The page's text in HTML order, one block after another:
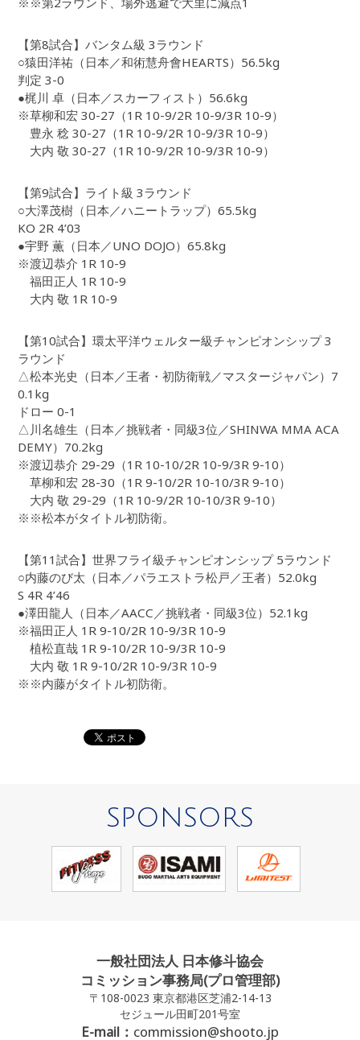
【第8試合】バンタム級 3ラウンド
○猿田洋祐（日本／和術慧舟會HEARTS）56.5kg
判定 3-0
●梶川 卓（日本／スカーフィスト）56.6kg
※草柳和宏 30-27（1R 10-9/2R 10-9/3R 10-9）
豊永 稔 30-27（1R 10-9/2R 10-9/3R 10-9）
大内 敬 30-27（1R 10-9/2R 10-9/3R 10-9）
【第9試合】ライト級 3ラウンド
○大澤茂樹（日本／ハニートラップ）65.5kg
KO 2R 4’03
●宇野 薫（日本／UNO DOJO）65.8kg
※渡辺恭介 1R 10-9
福田正人 1R 10-9
大内 敬 1R 10-9
【第10試合】環太平洋ウェルター級チャンピオンシップ 3
ラウンド
△松本光史（日本／王者・初防衛戦／マスタージャパン）7
0.1kg
ドロー 0-1
△川名雄生（日本／挑戦者・同級3位／SHINWA MMA ACA
DEMY）70.2kg
※渡辺恭介 29-29（1R 10-10/2R 10-9/3R 9-10）
草柳和宏 28-30（1R 9-10/2R 10-10/3R 9-10）
大内 敬 29-29（1R 10-9/2R 10-10/3R 9-10）
※※松本がタイトル初防衛。
【第11試合】世界フライ級チャンピオンシップ 5ラウンド
○内藤のび太（日本／パラエストラ松戸／王者）52.0kg
S 4R 4’46
●澤田龍人（日本／AACC／挑戦者・同級3位）52.1kg
※福田正人 1R 9-10/2R 10-9/3R 10-9
植松直哉 1R 9-10/2R 10-9/3R 10-9
大内 敬 1R 9-10/2R 10-9/3R 10-9
※※内藤がタイトル初防衛。
SPONSORS
一般社団法人 日本修斗協会
コミッション事務局(プロ管理部)
〒108-0023 東京都港区芝浦2-14-13
セジュール田町201号室
E-mail： commission@shooto.jp